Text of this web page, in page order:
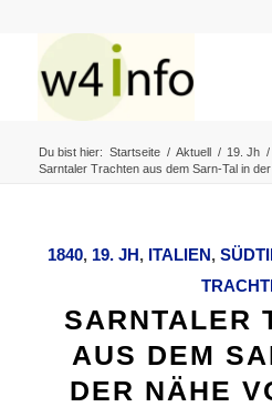
Du bist hier: Startseite / Aktuell / 19. Jh /
Sarntaler Trachten aus dem Sarn-Tal in
1840, 19. JH, ITALIEN,
SARNTALER
AUS DEM
DER NÄHE